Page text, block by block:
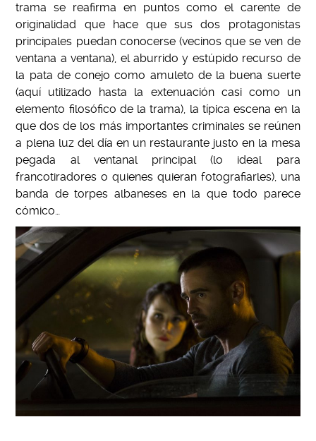
trama se reafirma en puntos como el carente de
originalidad que hace que sus dos protagonistas
principales puedan conocerse (vecinos que se ven de
ventana a ventana), el aburrido y estúpido recurso de
la pata de conejo como amuleto de la buena suerte
(aquí utilizado hasta la extenuación casi como un
elemento filosófico de la trama), la típica escena en la
que dos de los más importantes criminales se reúnen
a plena luz del día en un restaurante justo en la mesa
pegada al ventanal principal (lo ideal para
francotiradores o quienes quieran fotografiarles), una
banda de torpes albaneses en la que todo parece
cómico…